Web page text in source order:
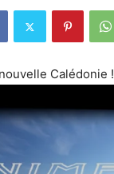
Calédonie !